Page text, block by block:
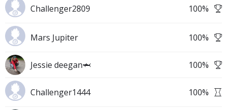
Challenger2809 100%
Mars Jupiter 100%
Jessie deegan🦈 100%
Challenger1444 100%